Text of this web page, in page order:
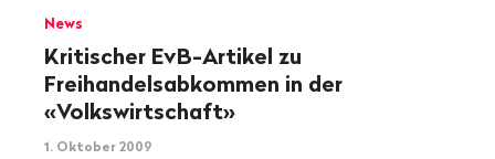
News
Kritischer EvB-Artikel zu
Freihandelsabkommen in der
«Volkswirtschaft»
1. Oktober 2009